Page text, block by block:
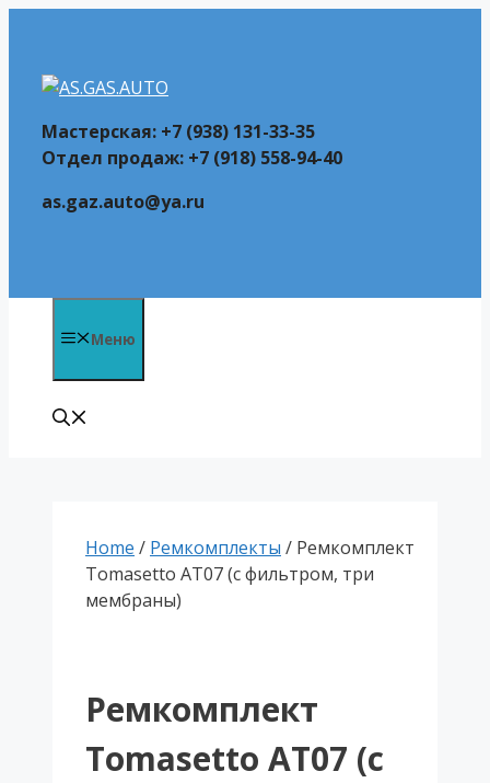
содержимому
Мастерская: +7 (938) 131-33-35
Отдел продаж: +7 (918) 558-94-40
as.gaz.auto@ya.ru
Меню
Home / Ремкомплекты / Ремкомплект
Tomasetto AT07 (с фильтром, три
мембраны)
Ремкомплект
Tomasetto AT07 (с